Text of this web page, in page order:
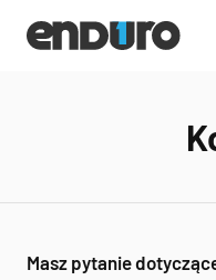
Masz pytanie